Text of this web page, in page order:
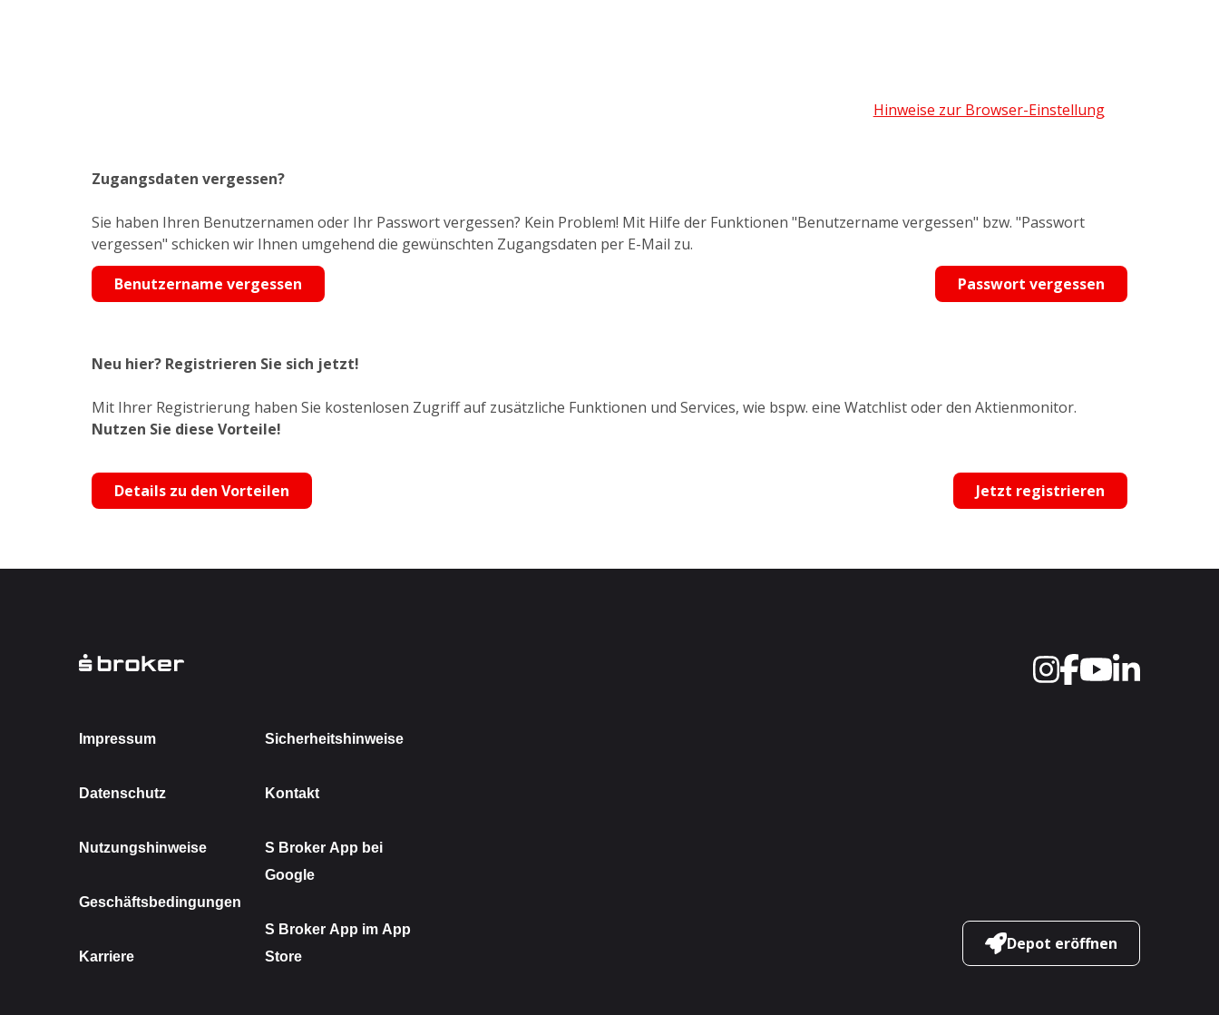
Hinweise zur Browser-Einstellung
Zugangsdaten vergessen?
Sie haben Ihren Benutzernamen oder Ihr Passwort vergessen? Kein Problem! Mit Hilfe der Funktionen "Benutzername vergessen" bzw. "Passwort
vergessen" schicken wir Ihnen umgehend die gewünschten Zugangsdaten per E-Mail zu.
Benutzername vergessen
Passwort vergessen
Neu hier? Registrieren Sie sich jetzt!
Mit Ihrer Registrierung haben Sie kostenlosen Zugriff auf zusätzliche Funktionen und Services, wie bspw. eine Watchlist oder den Aktienmonitor.
Nutzen Sie diese Vorteile!
Details zu den Vorteilen Jetzt registrieren